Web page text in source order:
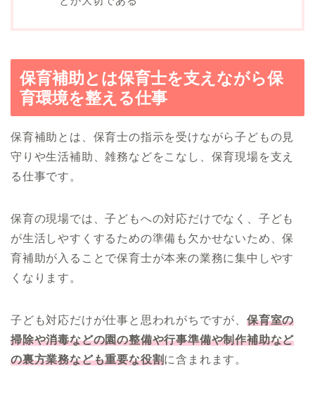
保育補助とは保育士を支えながら保
育環境を整える仕事
保育補助とは、保育士の指示を受けながら子どもの見
守りや生活補助、雑務などをこなし、保育現場を支え
る仕事です。
保育の現場では、子どもへの対応だけでなく、子ども
が生活しやすくするための準備も欠かせないため、保
育補助が入ることで保育士が本来の業務に集中しやす
くなります。
子ども対応だけが仕事と思われがちですが、 保育室の
掃除や消毒などの園の整備や行事準備や制作補助など
の裏方業務なども重要な役割に含まれます。